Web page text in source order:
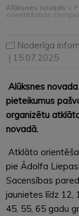
Alūksnes novads >
orientēšanās
Noderīga
| 15.07.2025
Alūksnes
pieteikumus
organizētu
novadā.
Atklāto
pie Ādolfa
Sacensības
jaunietes līdz 12,
45, 55, 65 gadu